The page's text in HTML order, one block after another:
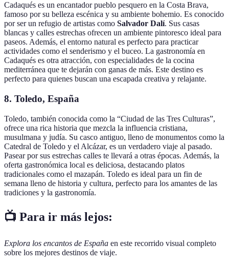
Cadaqués es un encantador pueblo pesquero en la Costa Brava,
famoso por su belleza escénica y su ambiente bohemio. Es conocido
por ser un refugio de artistas como Salvador Dalí. Sus casas
blancas y calles estrechas ofrecen un ambiente pintoresco ideal para
paseos. Además, el entorno natural es perfecto para practicar
actividades como el senderismo y el buceo. La gastronomía en
Cadaqués es otra atracción, con especialidades de la cocina
mediterránea que te dejarán con ganas de más. Este destino es
perfecto para quienes buscan una escapada creativa y relajante.
8. Toledo, España
Toledo, también conocida como la “Ciudad de las Tres Culturas”,
ofrece una rica historia que mezcla la influencia cristiana,
musulmana y judía. Su casco antiguo, lleno de monumentos como la
Catedral de Toledo y el Alcázar, es un verdadero viaje al pasado.
Pasear por sus estrechas calles te llevará a otras épocas. Además, la
oferta gastronómica local es deliciosa, destacando platos
tradicionales como el mazapán. Toledo es ideal para un fin de
semana lleno de historia y cultura, perfecto para los amantes de las
tradiciones y la gastronomía.
📺 Para ir más lejos:
Explora los encantos de España en este recorrido visual completo
sobre los mejores destinos de viaje.